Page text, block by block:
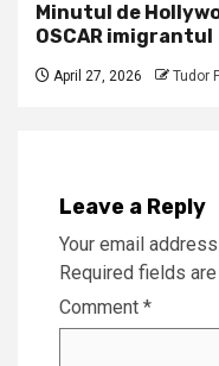
Minutul de
OSCAR imigrantul
April 27, 2026 Tudor
Leave a Reply
Your email
Required fields
Comment *